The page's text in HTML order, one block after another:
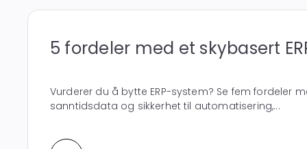
5 fordeler med et skybasert
Vurderer du å bytte ERP-system? Se fem fordeler
sanntidsdata og sikkerhet til automatisering,...